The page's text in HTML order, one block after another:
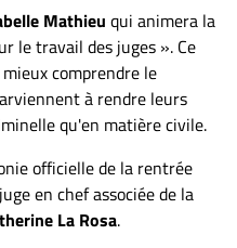
Mathieu qui animera la
le travail des juges ». Ce
comprendre le
à rendre leurs
qu'en matière civile.
officielle de la rentrée
en chef associée de la
La Rosa.